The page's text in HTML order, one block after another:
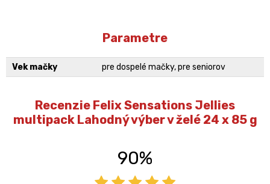
Parametre
Vek mačky pre dospelé mačky, pre seniorov
Recenzie Felix Sensations Jellies
multipack Lahodný výber v želé 24 x 85 g
90%